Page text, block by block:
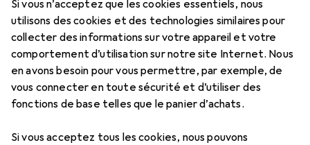
Si vous n’acceptez que les cookies essentiels, nous
utilisons des cookies et des technologies similaires pour
collecter des informations sur votre appareil et votre
comportement d’utilisation sur notre site Internet. Nous
en avons besoin pour vous permettre, par exemple, de
vous connecter en toute sécurité et d’utiliser des
fonctions de base telles que le panier d’achats.
Si vous acceptez tous les cookies, nous pouvons
3 images
SBS Teadaptjacktyck
USB-C, Jack 3.5mm
EUR
16,16